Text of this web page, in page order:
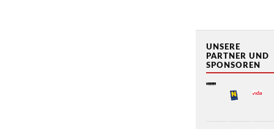
UNSERE
PARTNER UND
SPONSOREN